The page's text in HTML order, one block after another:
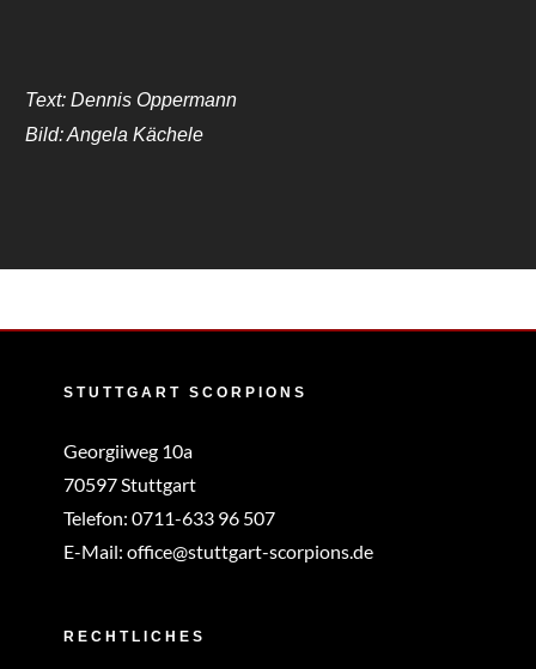
Text: Dennis Oppermann
Bild: Angela Kächele
STUTTGART SCORPIONS
Georgiiweg 10a
70597 Stuttgart
Telefon: 0711-633 96 507
E-Mail: office@stuttgart-scorpions.de
RECHTLICHES